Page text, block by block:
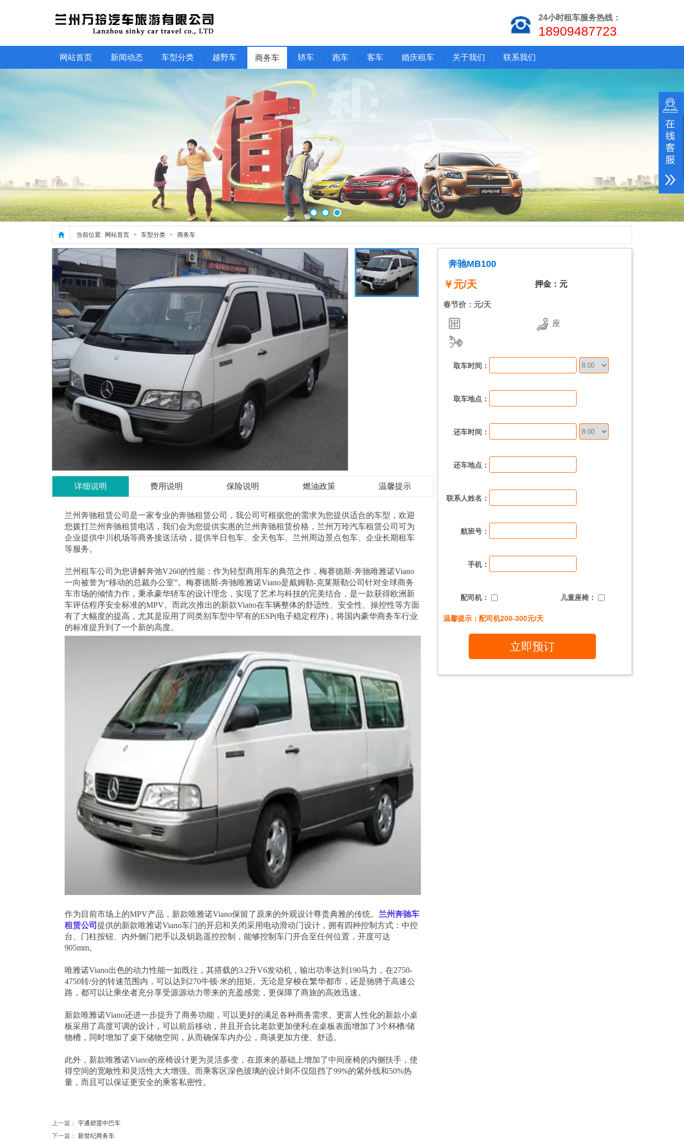
24小时租车服务热线：
18909487723
网站首页 新闻动态 车型分类 越野车 商务车 轿车 跑车 客车 婚庆租车 关于我们 联系我们
当前位置: 网站首页 > 车型分类 > 商务车
详细说明 费用说明 保险说明 燃油政策 温馨提示
兰州奔驰租赁公司是一家专业的奔驰租赁公司，我公司可根据您的需求为您提供适合的车型，欢迎
您拨打兰州奔驰租赁电话，我们会为您提供实惠的兰州奔驰租赁价格，兰州万玲汽车租赁公司可为
企业提供中川机场等商务接送活动，提供半日包车、全天包车、兰州周边景点包车、企业长期租车
等服务。
兰州租车公司为您讲解奔弛V260的性能：作为轻型商用车的典范之作，梅赛德斯-奔驰唯雅诺Viano
一向被誉为“移动的总裁办公室”。梅赛德斯-奔驰唯雅诺Viano是戴姆勒-克莱斯勒公司针对全球商务
车市场的倾情力作，秉承豪华轿车的设计理念，实现了艺术与科技的完美结合，是一款获得欧洲新
车评估程序安全标准的MPV。而此次推出的新款Viano在车辆整体的舒适性、安全性、操控性等方面
有了大幅度的提高，尤其是应用了同类别车型中罕有的ESP(电子稳定程序)，将国内豪华商务车行业
的标准提升到了一个新的高度。
作为目前市场上的MPV产品，新款唯雅诺Viano保留了原来的外观设计尊贵典雅的传统。 兰州奔驰车
租赁公司 提供的新款唯雅诺Viano车门的开启和关闭采用电动滑动门设计，拥有四种控制方式：中控
台、门柱按钮、内外侧门把手以及钥匙遥控控制，能够控制车门开合至任何位置，开度可达
905mm。
唯雅诺Viano出色的动力性能一如既往，其搭载的3.2升V6发动机，输出功率达到190马力，在2750-
4750转/分的转速范围内，可以达到270牛顿·米的扭矩。无论是穿梭在繁华都市，还是驰骋于高速公
路，都可以让乘坐者充分享受源源动力带来的充盈感觉，更保障了商旅的高效迅速。
新款唯雅诺Viano还进一步提升了商务功能，可以更好的满足各种商务需求。更富人性化的新款小桌
板采用了高度可调的设计，可以前后移动，并且开合比老款更加便利;在桌板表面增加了3个杯槽/储
物槽，同时增加了桌下储物空间，从而确保车内办公，商谈更加方便、舒适。
此外，新款唯雅诺Viano的座椅设计更为灵活多变，在原来的基础上增加了中间座椅的内侧扶手，使
得空间的宽敞性和灵活性大大增强。而乘客区深色玻璃的设计则不仅阻挡了99%的紫外线和50%热
量，而且可以保证更安全的乘客私密性。
上一篇： 宇通碧莲中巴车
下一篇： 新世纪商务车
奔驰MB100
￥元/天 押金：元
春节价：元/天
座
取车时间：
取车地点：
还车时间：
还车地点：
联系人姓名：
航班号：
手机：
配司机： 儿童座椅：
温馨提示：配司机200-300元/天